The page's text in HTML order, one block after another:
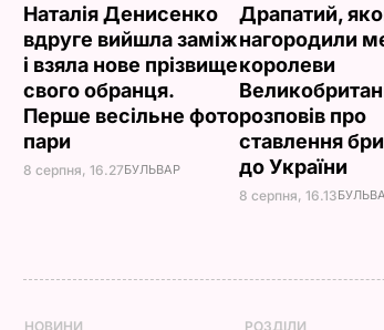
Наталія Денисенко
вдруге вийшла заміж
і взяла нове прізвище
свого обранця.
Перше весільне фото
пари
8 серпня, 16.27БУЛЬВАР
Драпатий,
нагородили
королеви
розповів про
ставлення
до України
8 серпня, 16.13
НОВИНИ РОЗДІЛИ